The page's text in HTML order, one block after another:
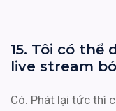
15. Tôi có
live stream
Có. Phát lại tức thì